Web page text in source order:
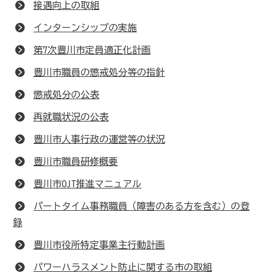
接遇向上の取組
インターンシップの実施
第7次豊川市定員適正化計画
豊川市職員の懲戒処分等の指針
懲戒処分の公表
再就職状況の公表
豊川市人事行政の運営等の状況
豊川市職員研修概要
豊川市OJT推進マニュアル
パートタイム事務職員（障害のある方を含む）の登
録
豊川市役所特定事業主行動計画
パワーハラスメント防止に関する市の取組